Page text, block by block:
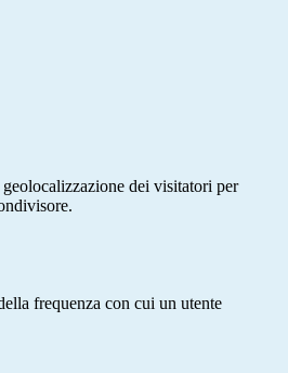
dei visitatori per
frequenza con cui un utente